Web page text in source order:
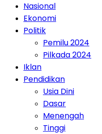
Nasional
Ekonomi
Politik
Pemilu 2024
Pilkada 2024
Iklan
Pendidikan
Usia Dini
Dasar
Menengah
Tinggi